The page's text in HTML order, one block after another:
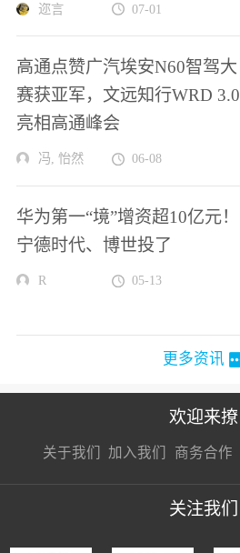
迩言 07-01
高通点赞广汽埃安N60智驾大
赛获亚军，文远知行WRD 3.0
亮相高通峰会
冯, 怡然 06-08
华为第一“境”增资超10亿元！
宁德时代、博世投了
R 05-13
更多资讯
欢迎来撩
关于我们 加入我们
接扔简历
商务合作
接开聊
关注我们